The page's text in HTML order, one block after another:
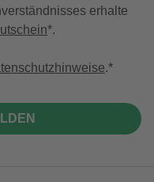
erhalte
*.
.